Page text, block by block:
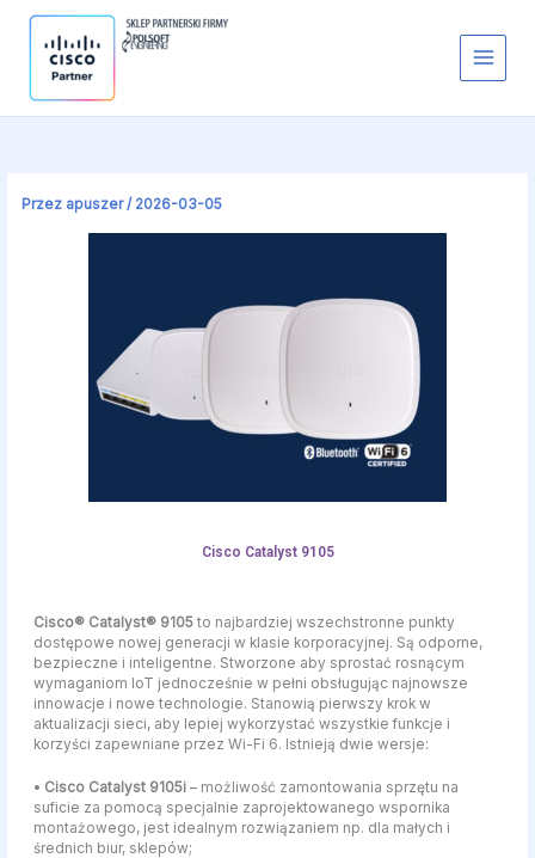
Przez apuszer/ 2026-03-05
Cisco Catalyst 9105
Cisco® Catalyst® 9105 to najbardziej wszechstronne punkty
dostępowe nowej generacji w klasie korporacyjnej. Są odporne,
bezpieczne i inteligentne. Stworzone aby sprostać rosnącym
wymaganiom IoT jednocześnie w pełni obsługując najnowsze
innowacje i nowe technologie. Stanowią pierwszy krok w
aktualizacji sieci, aby lepiej wykorzystać wszystkie funkcje i
korzyści zapewniane przez Wi-Fi 6. Istnieją dwie wersje:
• Cisco Catalyst 9105i – możliwość zamontowania sprzętu na
suficie za pomocą specjalnie zaprojektowanego wspornika
montażowego, jest idealnym rozwiązaniem np. dla małych i
średnich biur, sklepów;